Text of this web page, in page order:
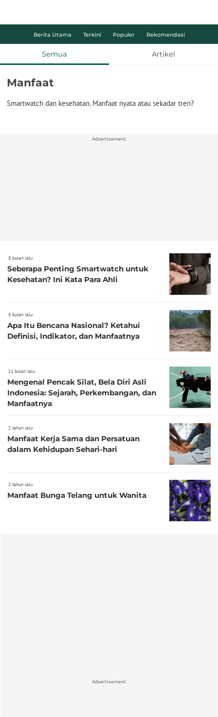
Berita Utama Terkini Populer Rekomendasi
Semua Artikel
Manfaat
Smartwatch dan kesehatan. Manfaat nyata atau sekadar tren?
Advertisement
8 bulan lalu
Seberapa Penting Smartwatch untuk
Kesehatan? Ini Kata Para Ahli
8 bulan lalu
Apa Itu Bencana Nasional? Ketahui
Definisi, Indikator, dan Manfaatnya
11 bulan lalu
Mengenal Pencak Silat, Bela Diri Asli
Indonesia: Sejarah, Perkembangan, dan
Manfaatnya
2 tahun lalu
Manfaat Kerja Sama dan Persatuan
dalam Kehidupan Sehari-hari
2 tahun lalu
Manfaat Bunga Telang untuk Wanita
Advertisement